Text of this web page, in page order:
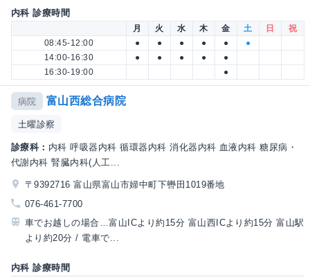
内科 診療時間
月 火 水 木 金 土 日
祝
08:45-12:00
● ● ● ● ●
●
14:00-16:30
● ● ● ●
●
16:30-19:00
●
病院 富山西総合病院
土曜診察
診療科： 内科 呼吸器内科 循環器内科 消化器内科 血液内科 糖尿病・
代謝内科 腎臓内科(人工...
〒9392716 富山県富山市婦中町下轡田1019番地
076-461-7700
車でお越しの場合…富山ICより約15分 富山西ICより約15分 富山駅
より約20分 / 電車で...
内科 診療時間